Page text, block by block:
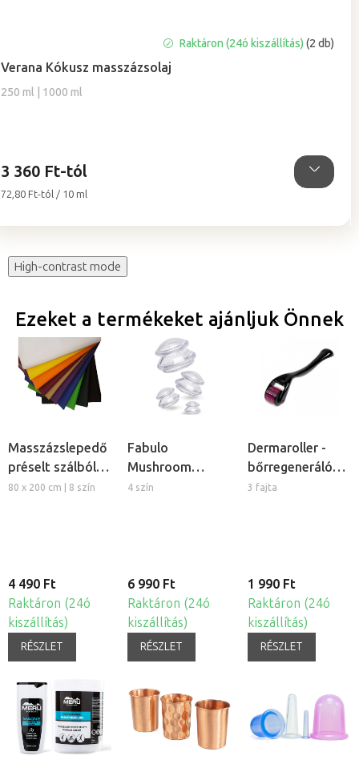
Verana Kókusz masszázsolaj
250 ml | 1000 ml
átlagos
értékelése
Raktáron (24ó kiszállítás)(2 db)
3 360 Ft-tól
Egységár:
72,80 Ft-tól / 10 ml
High-contrast mode
Ezeket a termékeket ajánljuk Önnek
Masszázslepedő
préselt szálból,
5db
80 x 200 cm | 8 szín
4 490 Ft
Raktáron (24ó
kiszállítás)
RÉSZLET
Fabulo
Mushroom
gomba alakú
4 szín
6 990 Ft
Raktáron (24ó
kiszállítás)
RÉSZLET
Dermaroller -
bőrregeneráló
tűs henger
3 fajta
1 990 Ft
Raktáron (24ó
kiszállítás)
RÉSZLET